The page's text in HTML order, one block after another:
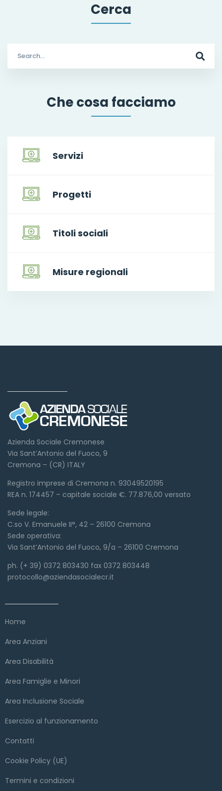
Cerca
for:
Che cosa facciamo
Servizi
Progetti
Titoli sociali
Misure regionali
Azienda Sociale Cremonese
Via Sant’Antonio del Fuoco, 9
Cremona – (CR) ITALY
Registro imprese di Cremona n. 93049520195
REA n. 174457 – capitale sociale €. 77.876,00 versato
Sede legale:
C.so V. Emanuele II°, 42 – 26100 Cremona
Sede operativa:
Via Sant’Antonio del Fuoco, 9/a – 26100 Cremona
ph. (+ 39) 0372 803430 fax 0372 803448
protocollo@aziendasocialecr.it
Home
Area Anziani
Area Disabilità
Area Famiglie e Minori
Area Inclusione Sociale
Esercizio al funzionamento
Contatti
Cookie Policy (UE)
Termini e condizioni